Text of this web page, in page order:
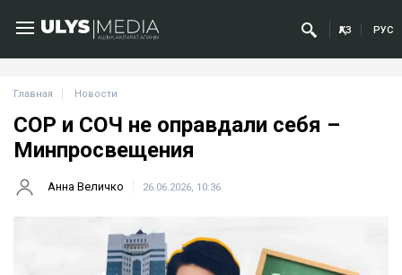
ҚАЗ РУС
Главная Новости
СОР и СОЧ не оправдали себя –
Минпросвещения
Анна Величко 26.06.2026, 10:36